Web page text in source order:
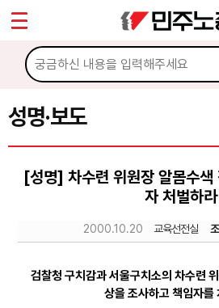
성명·보도
[성명] 차수련 위원장 알몸수색
자 처벌하라
2000.10.20 교육선전실
검찰청 구치감과 서울구치소의 차수련
상을 조사하고 책임자를
마이페이지
소개
소식
공지사항
성명·보도
Sketchbook5, 스
Sketchbook5, 스